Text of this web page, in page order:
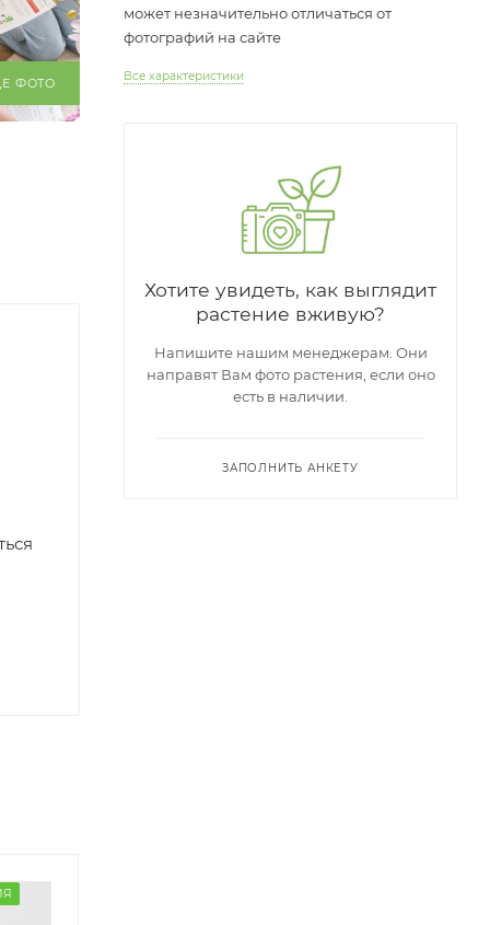
ФОТО
может незначительно отличаться от
фотографий на сайте
Все характеристики
Хотите увидеть, как выглядит
растение вживую?
Напишите нашим менеджерам. Они
направят Вам фото растения, если оно
есть в наличии.
ЗАПОЛНИТЬ АНКЕТУ